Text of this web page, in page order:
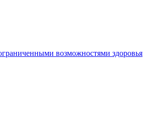
возможностями здоровья